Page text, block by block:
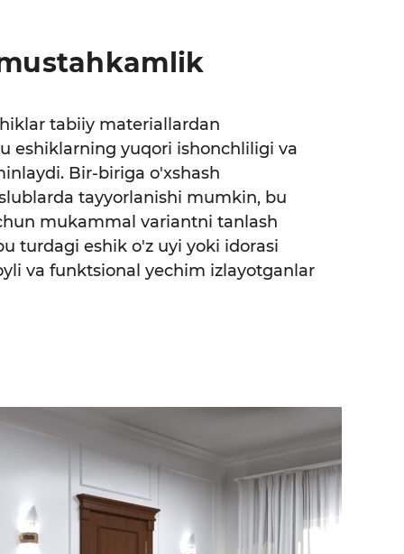
tabiiy materiallardan
eshiklarning yuqori ishonchliligi va
Bir-biriga o'xshash
tayyorlanishi mumkin, bu
mukammal variantni tanlash
turdagi eshik o'z uyi yoki idorasi
va funktsional yechim izlayotganlar